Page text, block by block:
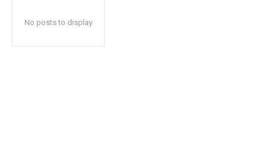
No posts to display